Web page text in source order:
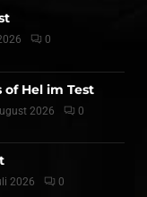
0
Hel im Test
2026 0
2026 0